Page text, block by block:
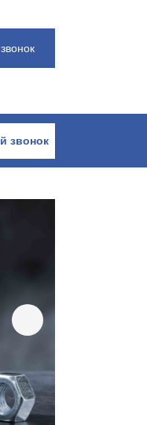
Обратный звонок
Обратный звонок